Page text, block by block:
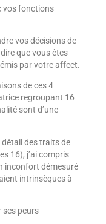
vos fonctions
vos décisions de
que vous êtes
par votre affect.
de ces 4
regroupant 16
sont d’une
détail des traits de
16), j’ai compris
inconfort démesuré
intrinsèques à